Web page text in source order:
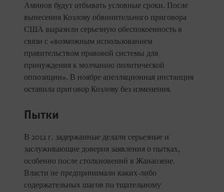
Аминов будут отбывать условные сроки. После
вынесения Козлову обвинительного приговора
США выразили серьезную обеспокоенность в
связи с «возможным использованием
правительством правовой системы для
принуждения к молчанию политической
оппозиции». В ноябре апелляционная инстанция
оставила приговор Козлову без изменения.
Пытки
В 2012 г. задержанные делали серьезные и
заслуживающие доверия заявления о пытках,
особенно после столкновений в Жанаозене.
Власти не предпринимали каких-либо
содержательных шагов по тщательному